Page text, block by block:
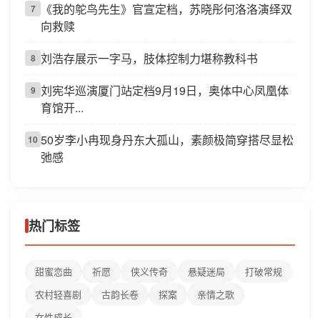
7
《我的鸵鸟先生》官宣定档，苏晓彤何洛洛演绎双
向救赎
8 刘浩存展示一字马，肢体控制力堪称教科书
9 刘宪华巡演厦门站定档9月19日，奥体中心凤凰体
育馆开...
10 50岁李小冉现身丹东大孤山，素颜极简穿搭尽显松
弛感
热门标签
甜蜜恋曲 祈愿 侠义传奇 悬疑迷局
打破常规
农村轻喜剧
古韵长卷 探案
亲情之歌